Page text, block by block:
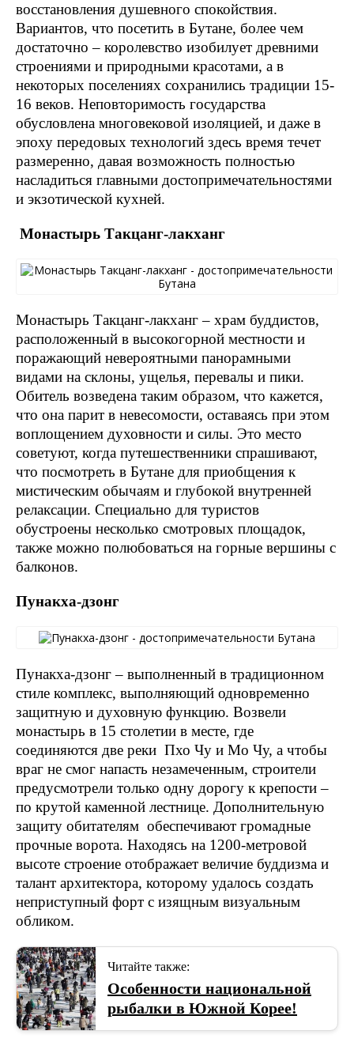
восстановления душевного спокойствия.
Вариантов, что посетить в Бутане, более чем
достаточно – королевство изобилует древними
строениями и природными красотами, а в
некоторых поселениях сохранились традиции 15-
16 веков. Неповторимость государства
обусловлена многовековой изоляцией, и даже в
эпоху передовых технологий здесь время течет
размеренно, давая возможность полностью
насладиться главными достопримечательностями
и экзотической кухней.
Монастырь Такцанг-лакханг
Монастырь Такцанг-лакханг – храм буддистов,
расположенный в высокогорной местности и
поражающий невероятными панорамными
видами на склоны, ущелья, перевалы и пики.
Обитель возведена таким образом, что кажется,
что она парит в невесомости, оставаясь при этом
воплощением духовности и силы. Это место
советуют, когда путешественники спрашивают,
что посмотреть в Бутане для приобщения к
мистическим обычаям и глубокой внутренней
релаксации. Специально для туристов
обустроены несколько смотровых площадок,
также можно полюбоваться на горные вершины с
балконов.
Пунакха-дзонг
Пунакха-дзонг – выполненный в традиционном
стиле комплекс, выполняющий одновременно
защитную и духовную функцию. Возвели
монастырь в 15 столетии в месте, где
соединяются две реки Пхо Чу и Мо Чу, а чтобы
враг не смог напасть незамеченным, строители
предусмотрели только одну дорогу к крепости –
по крутой каменной лестнице. Дополнительную
защиту обитателям обеспечивают громадные
прочные ворота. Находясь на 1200-метровой
высоте строение отображает величие буддизма и
талант архитектора, которому удалось создать
неприступный форт с изящным визуальным
обликом.
Читайте также:
Особенности национальной
рыбалки в Южной Корее!